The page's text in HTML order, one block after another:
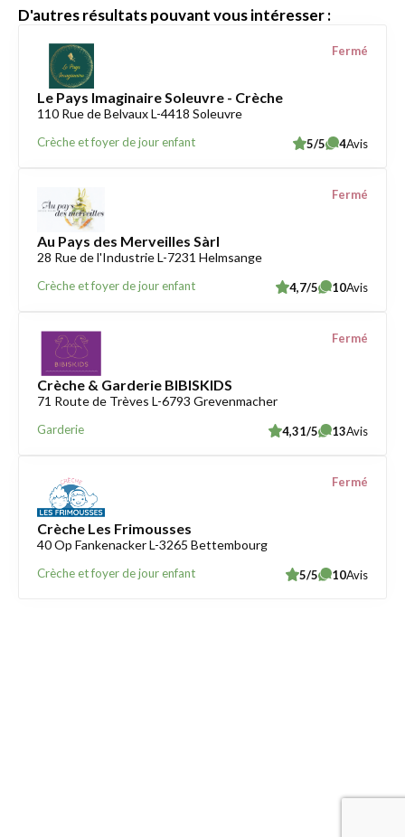
D'autres résultats pouvant vous intéresser :
Le Pays Imaginaire Soleuvre - Crèche
110 Rue de Belvaux L-4418 Soleuvre
Crèche et foyer de jour enfant
Fermé
5/5 4Avis
Au Pays des Merveilles Sàrl
28 Rue de l'Industrie L-7231 Helmsange
Crèche et foyer de jour enfant
Fermé
4,7/5 10Avis
Crèche & Garderie BIBISKIDS
71 Route de Trèves L-6793 Grevenmacher
Garderie
Fermé
4,31/5 13Avis
Crèche Les Frimousses
40 Op Fankenacker L-3265 Bettembourg
Crèche et foyer de jour enfant
Fermé
5/5 10Avis